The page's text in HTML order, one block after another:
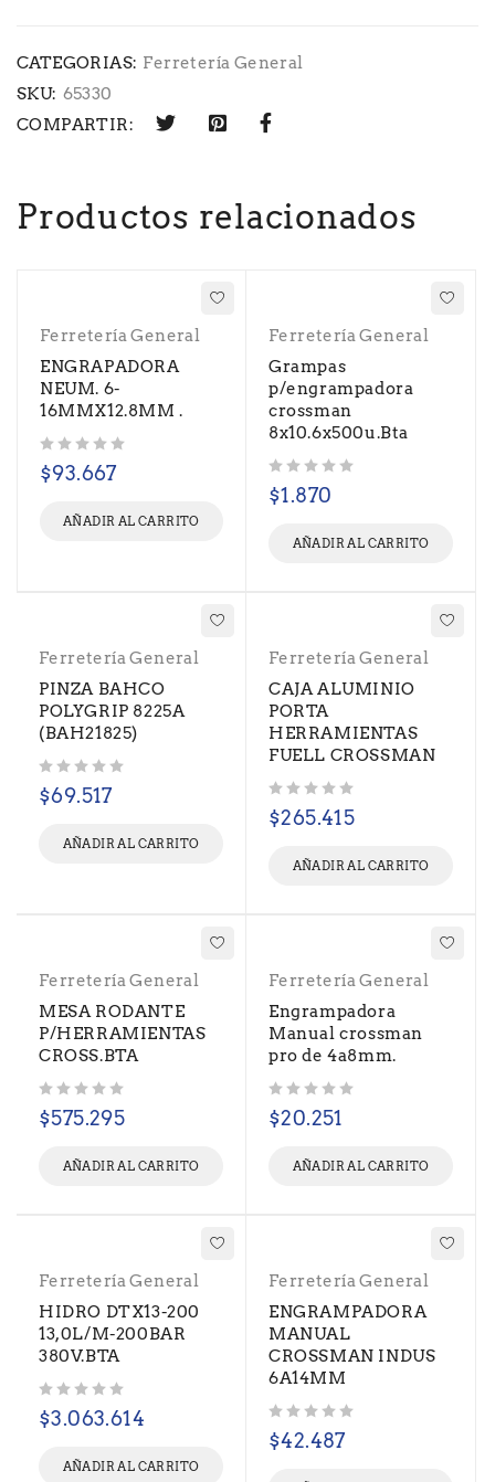
CATEGORIAS: Ferretería General
SKU: 65330
COMPARTIR:
Productos relacionados
Ferretería General
ENGRAPADORA
NEUM. 6-
16MMX12.8MM .
$93.667
AÑADIR AL CARRITO
Ferretería General
Grampas
p/engrampadora
crossman
8x10.6x500u.Bta
$1.870
AÑADIR AL CARRITO
Ferretería General
PINZA BAHCO
POLYGRIP 8225A
(BAH21825)
$69.517
AÑADIR AL CARRITO
Ferretería General
CAJA ALUMINIO
PORTA
HERRAMIENTAS
FUELL CROSSMAN
$265.415
AÑADIR AL CARRITO
Ferretería General
MESA RODANTE
P/HERRAMIENTAS
CROSS.BTA
$575.295
AÑADIR AL CARRITO
Ferretería General
Engrampadora
Manual crossman
pro de 4a8mm.
$20.251
AÑADIR AL CARRITO
Ferretería General
HIDRO DTX13-200
13,0L/M-200BAR
380V.BTA
$3.063.614
AÑADIR AL CARRITO
Ferretería General
ENGRAMPADORA
MANUAL
CROSSMAN INDUS
6A14MM
$42.487